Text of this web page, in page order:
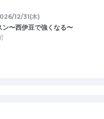
12/31(木)
ン〜西伊豆で強くなる〜